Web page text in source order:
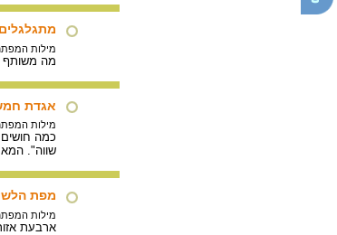
מילות
מה משותף
אגדת
מילות
כמה
שווה".
מפת
מילות
ארבעת